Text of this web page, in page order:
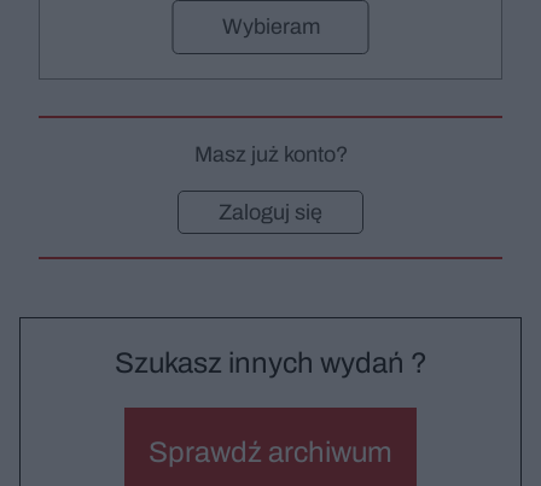
Wybieram
Masz już konto?
Zaloguj się
Szukasz innych wydań ?
Sprawdź archiwum